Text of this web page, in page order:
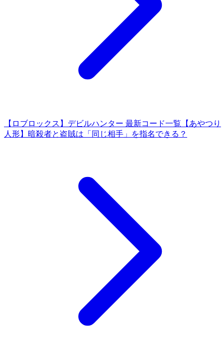
【ロブロックス】デビルハンター 最新コード一覧 【あやつり
人形】暗殺者と盗賊は「同じ相手」を指名できる？